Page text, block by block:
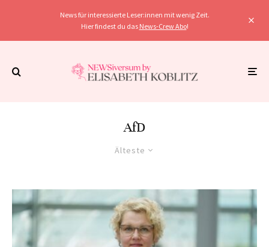
News für interessierte Leser:innen mit wenig Zeit.
Hier findest du das News-Crew Abo!
AfD
Älteste